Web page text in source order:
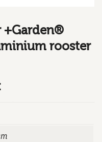
+Garden®
rooster